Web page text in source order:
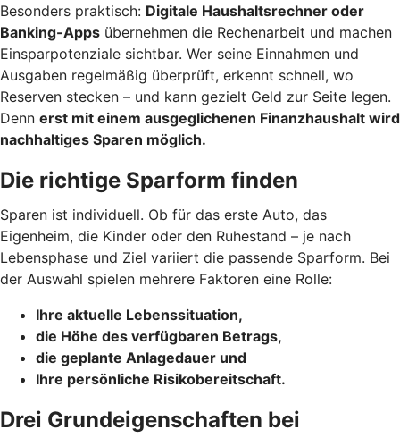
Besonders praktisch: Digitale Haushaltsrechner oder
Banking-Apps übernehmen die Rechenarbeit und machen
Einsparpotenziale sichtbar. Wer seine Einnahmen und
Ausgaben regelmäßig überprüft, erkennt schnell, wo
Reserven stecken – und kann gezielt Geld zur Seite legen.
Denn erst mit einem ausgeglichenen Finanzhaushalt wird
nachhaltiges Sparen möglich.
Die richtige Sparform finden
Sparen ist individuell. Ob für das erste Auto, das
Eigenheim, die Kinder oder den Ruhestand – je nach
Lebensphase und Ziel variiert die passende Sparform. Bei
der Auswahl spielen mehrere Faktoren eine Rolle:
Ihre aktuelle Lebenssituation,
die Höhe des verfügbaren Betrags,
die geplante Anlagedauer und
Ihre persönliche Risikobereitschaft.
Drei Grundeigenschaften bei